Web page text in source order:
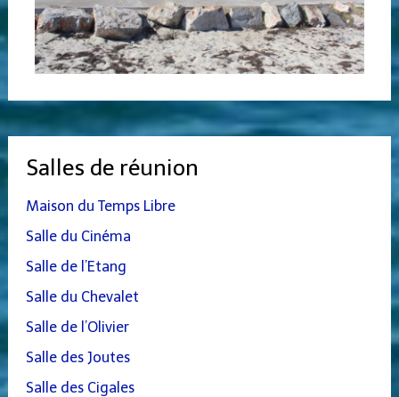
Salles de réunion
Maison du Temps Libre
Salle du Cinéma
Salle de l’Etang
Salle du Chevalet
Salle de l’Olivier
Salle des Joutes
Salle des Cigales